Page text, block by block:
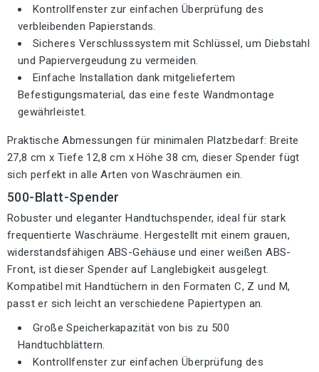
Kontrollfenster zur einfachen Überprüfung des
verbleibenden Papierstands.
Sicheres Verschlusssystem mit Schlüssel, um Diebstahl
und Papiervergeudung zu vermeiden.
Einfache Installation dank mitgeliefertem
Befestigungsmaterial, das eine feste Wandmontage
gewährleistet.
Praktische Abmessungen für minimalen Platzbedarf: Breite
27,8 cm x Tiefe 12,8 cm x Höhe 38 cm, dieser Spender fügt
sich perfekt in alle Arten von Waschräumen ein.
500-Blatt-Spender
Robuster und eleganter Handtuchspender, ideal für stark
frequentierte Waschräume. Hergestellt mit einem grauen,
widerstandsfähigen ABS-Gehäuse und einer weißen ABS-
Front, ist dieser Spender auf Langlebigkeit ausgelegt.
Kompatibel mit Handtüchern in den Formaten C, Z und M,
passt er sich leicht an verschiedene Papiertypen an.
Große Speicherkapazität von bis zu 500
Handtuchblättern.
Kontrollfenster zur einfachen Überprüfung des